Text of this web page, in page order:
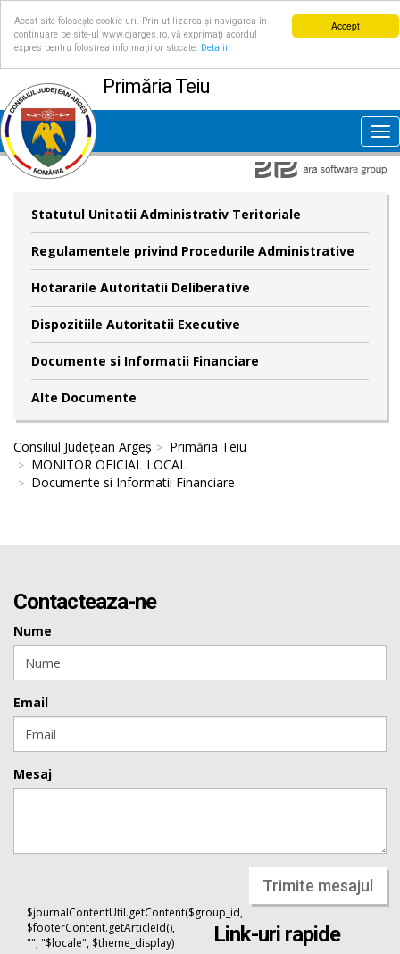
Accept
Acest site folosește cookie-uri. Prin utilizarea și navigarea în
continuare pe site-ul www.cjarges.ro, vă exprimați acordul
expres pentru folosirea informațiilor stocate.
Detalii
Primăria Teiu
Statutul Unitatii Administrativ Teritoriale
Regulamentele privind Procedurile Administrative
Hotararile Autoritatii Deliberative
Dispozitiile Autoritatii Executive
Documente si Informatii Financiare
Alte Documente
Consiliul Județean Argeș
Primăria Teiu
MONITOR OFICIAL LOCAL
Documente si Informatii Financiare
Contacteaza-ne
Nume
Email
Mesaj
Trimite mesajul
$journalContentUtil.getContent($group_id,
$footerContent.getArticleId(),
"", "$locale", $theme_display)
Link-uri rapide